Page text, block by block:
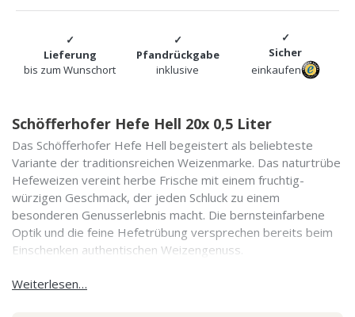
Lieferung
bis zum Wunschort
Pfandrückgabe
inklusive
Sicher
einkaufen
Schöfferhofer Hefe Hell 20x 0,5 Liter
Das Schöfferhofer Hefe Hell begeistert als beliebteste
Variante der traditionsreichen Weizenmarke. Das naturtrübe
Hefeweizen vereint herbe Frische mit einem fruchtig-
würzigen Geschmack, der jeden Schluck zu einem
besonderen Genusserlebnis macht. Die bernsteinfarbene
Optik und die feine Hefetrübung versprechen bereits beim
Einschenken authentischen Weizengenuss.
Weiterlesen…